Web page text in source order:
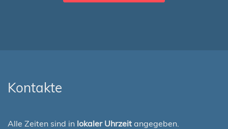
Kontakte
Alle Zeiten sind in lokaler Uhrzeit angegeben.